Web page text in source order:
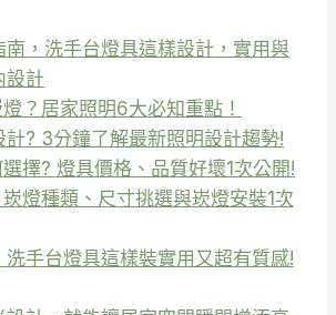
南，洗手台燈具這樣設計，實用與
設計
？居家照明6大必知重點！
計? 3分鐘了解最新照明設計趨勢!
擇? 燈具價格、品質好壞1次公開!
燈種類、尺寸挑選與崁燈安裝1次
洗手台燈具這樣裝實用又超有質感!